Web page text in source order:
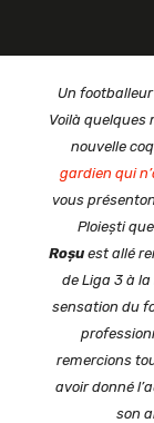
Un
Voilà quelques
nouvelle
gardien qui
vous
Ploiești
Roșu est allé
de Liga 3 à
sensation du
remercions
avoir donné
son